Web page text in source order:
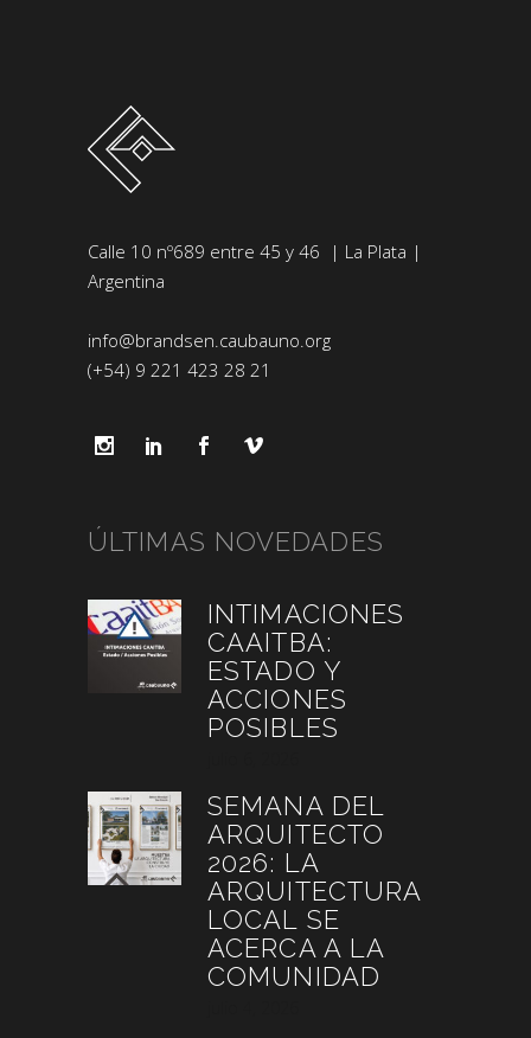
Calle 10 nº689 entre 45 y 46 | La Plata |
Argentina
info@brandsen.caubauno.org
(+54) 9 221 423 28 21
ÚLTIMAS NOVEDADES
INTIMACIONES
CAAITBA:
ESTADO Y
ACCIONES
POSIBLES
SEMANA DEL
ARQUITECTO
2026: LA
ARQUITECTURA
LOCAL SE
ACERCA A LA
COMUNIDAD